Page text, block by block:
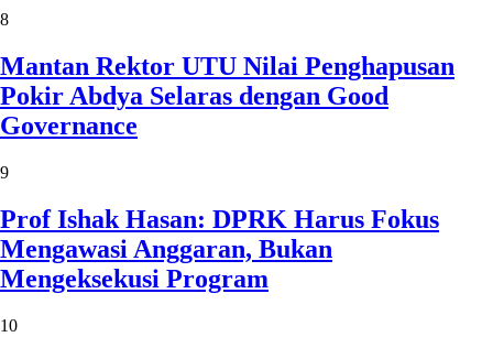
8
Mantan Rektor UTU Nilai Penghapusan
Pokir Abdya Selaras dengan Good
Governance
9
Prof Ishak Hasan: DPRK Harus Fokus
Mengawasi Anggaran, Bukan
Mengeksekusi Program
10